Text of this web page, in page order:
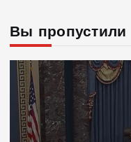
Вы пропустили